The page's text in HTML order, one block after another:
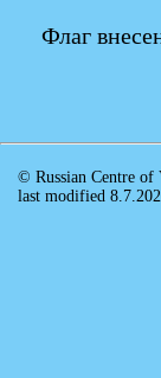
Флаг
© Russian Centre
last modified